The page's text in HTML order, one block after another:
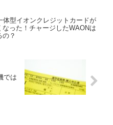
体型イオンクレジットカードが
なった！チャージしたWAONは
の？
では